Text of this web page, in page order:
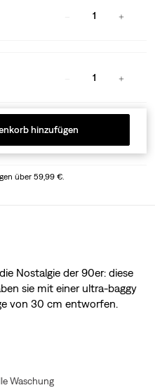
1
1
hinzufügen
über 59,99 €.
Nostalgie der 90er: diese
sie mit einer ultra-baggy
von 30 cm entworfen.
Waschung